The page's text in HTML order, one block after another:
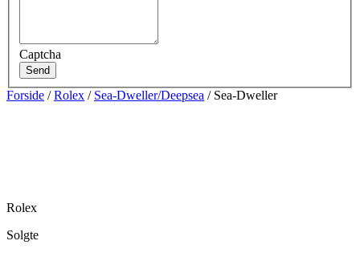
Captcha
Send
Forside /Rolex / Sea-Dweller/Deepsea / Sea-Dweller
Rolex
Solgte